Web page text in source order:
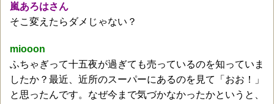
嵐あろはさん
そこ変えたらダメじゃない？
miooon
ふちゃぎって十五夜が過ぎても売っているのを知っていま
したか？最近、近所のスーパーにあるのを見て「おお！」
と思ったんです。なぜ今まで気づかなかったかというと、